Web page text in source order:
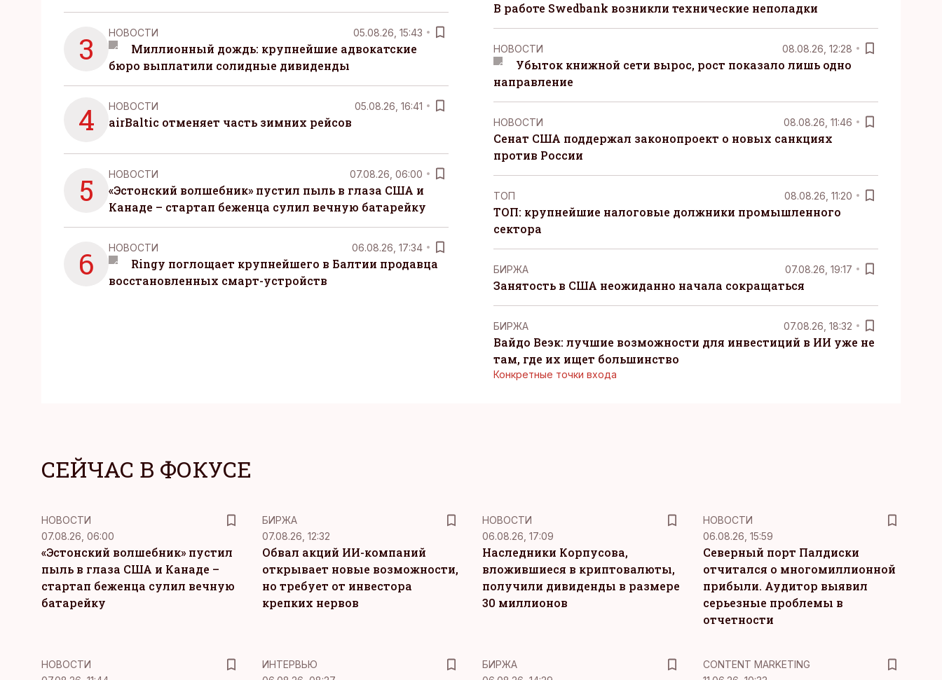
3 НОВОСТИ 05.08.26, 15:43
Миллионный дождь: крупнейшие адвокатские
бюро выплатили солидные дивиденды
4 НОВОСТИ 05.08.26, 16:41
airBaltic отменяет часть зимних рейсов
5 НОВОСТИ 07.08.26, 06:00
«Эстонский волшебник» пустил пыль в глаза США и
Канаде – стартап беженца сулил вечную батарейку
6 НОВОСТИ 06.08.26, 17:34
Ringy поглощает крупнейшего в Балтии продавца
восстановленных смарт-устройств
В работе Swedbank возникли технические неполадки
НОВОСТИ 08.08.26, 12:28
Убыток книжной сети вырос, рост показало лишь одно
направление
НОВОСТИ 08.08.26, 11:46
Сенат США поддержал законопроект о новых санкциях
против России
ТОП 08.08.26, 11:20
ТОП: крупнейшие налоговые должники промышленного
сектора
БИРЖА 07.08.26, 19:17
Занятость в США неожиданно начала сокращаться
БИРЖА 07.08.26, 18:32
Вайдо Веэк: лучшие возможности для инвестиций в ИИ уже не
там, где их ищет большинство
Конкретные точки входа
СЕЙЧАС В ФОКУСЕ
НОВОСТИ
07.08.26, 06:00
«Эстонский волшебник» пустил
пыль в глаза США и Канаде –
стартап беженца сулил вечную
батарейку
БИРЖА
07.08.26, 12:32
Обвал акций ИИ-компаний
открывает новые возможности,
но требует от инвестора
крепких нервов
НОВОСТИ
06.08.26, 17:09
Наследники Корпусова,
вложившиеся в криптовалюты,
получили дивиденды в размере
30 миллионов
НОВОСТИ
06.08.26, 15:59
Северный порт Палдиски
отчитался о многомиллионной
прибыли. Аудитор выявил
серьезные проблемы в
отчетности
НОВОСТИ
ИНТЕРВЬЮ
БИРЖА
KM
CONTENT MARKETING